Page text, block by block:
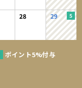
28 29
ポイント5%付与